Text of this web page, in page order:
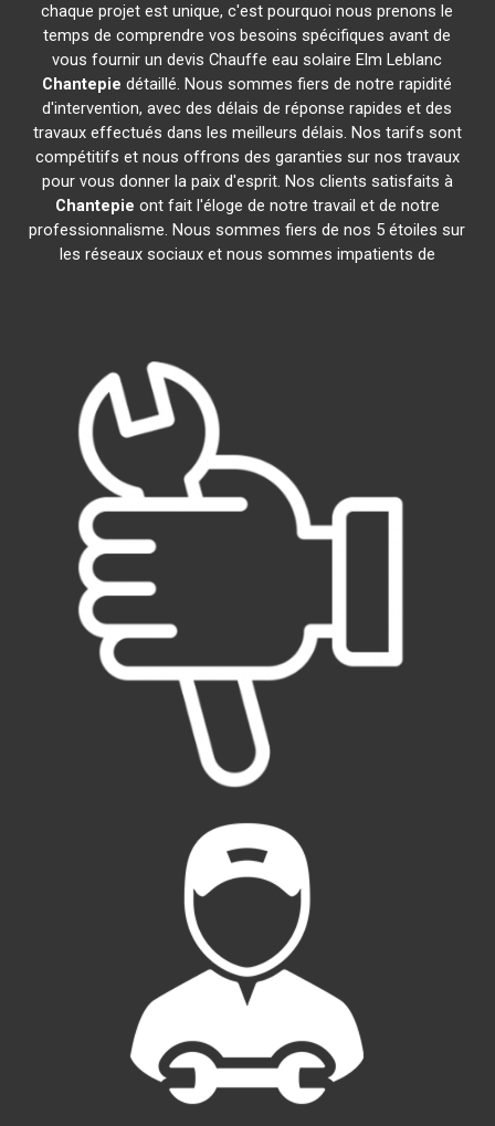
chaque projet est unique, c'est pourquoi nous prenons le
temps de comprendre vos besoins spécifiques avant de
vous fournir un devis Chauffe eau solaire Elm Leblanc
Chantepie détaillé. Nous sommes fiers de notre rapidité
d'intervention, avec des délais de réponse rapides et des
travaux effectués dans les meilleurs délais. Nos tarifs sont
compétitifs et nous offrons des garanties sur nos travaux
pour vous donner la paix d'esprit. Nos clients satisfaits à
Chantepie ont fait l'éloge de notre travail et de notre
professionnalisme. Nous sommes fiers de nos 5 étoiles sur
les réseaux sociaux et nous sommes impatients de